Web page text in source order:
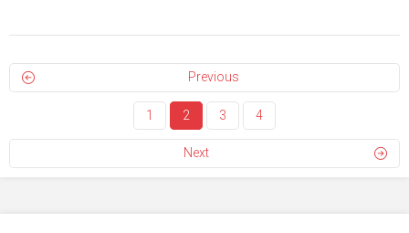
Previous
1 2 3 4
Next